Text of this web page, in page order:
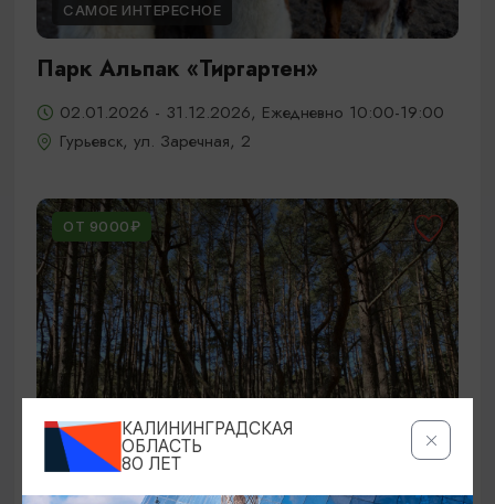
САМОЕ ИНТЕРЕСНОЕ
Парк Альпак «Тиргартен»
02.01.2026 - 31.12.2026, Ежедневно 10:00-19:00
Гурьевск, ул. Заречная, 2
ОТ 9000₽
ЭКСКУРСИИ УЧРЕЖДЕНИЙ КУЛЬТУРЫ
КАЛИНИНГРАДСКАЯ
ОБЛАСТЬ
80 ЛЕТ